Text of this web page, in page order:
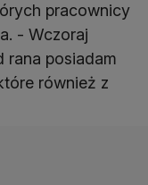
pracownicy
- Wczoraj
rana posiadam
również z